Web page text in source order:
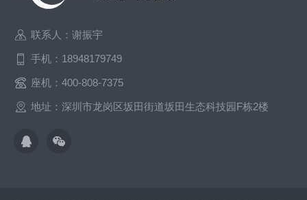
联系人：谢振宇
手机：18948179749
座机：400-808-7375
地址：深圳市龙岗区坂田街道坂田生态科技园F栋2楼